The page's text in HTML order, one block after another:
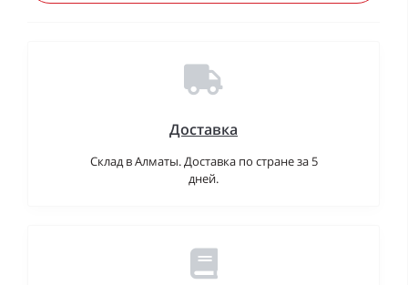
Доставка
Склад в Алматы. Доставка по стране за 5
дней.